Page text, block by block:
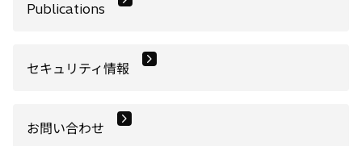
Publications
セキュリティ情報
お問い合わせ